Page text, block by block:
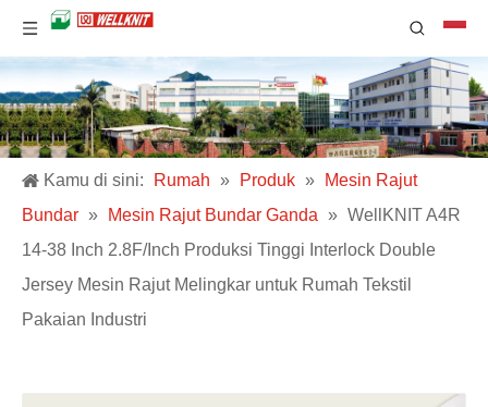
Kamu di sini: Rumah » Produk »
Mesin Rajut
Bundar » Mesin Rajut Bundar Ganda » WellKNIT A4R
14-38 Inch 2.8F/Inch Produksi Tinggi Interlock Double
Jersey Mesin Rajut Melingkar untuk Rumah Tekstil
Pakaian Industri